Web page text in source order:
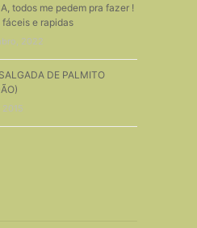
todos me pedem pra fazer !
fáceis e rapidas
2022
DE PALMITO
2015